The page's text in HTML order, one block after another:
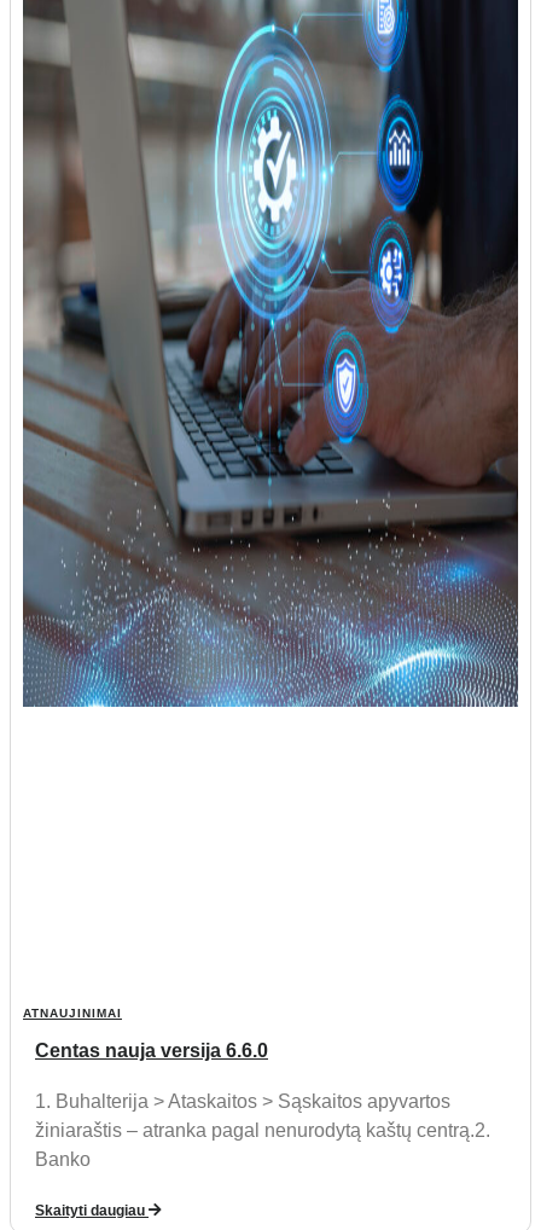
ATNAUJINIMAI
Centas nauja versija 6.6.0
1. Buhalterija > Ataskaitos > Sąskaitos apyvartos
žiniaraštis – atranka pagal nenurodytą kaštų centrą.2.
Banko
Skaityti daugiau